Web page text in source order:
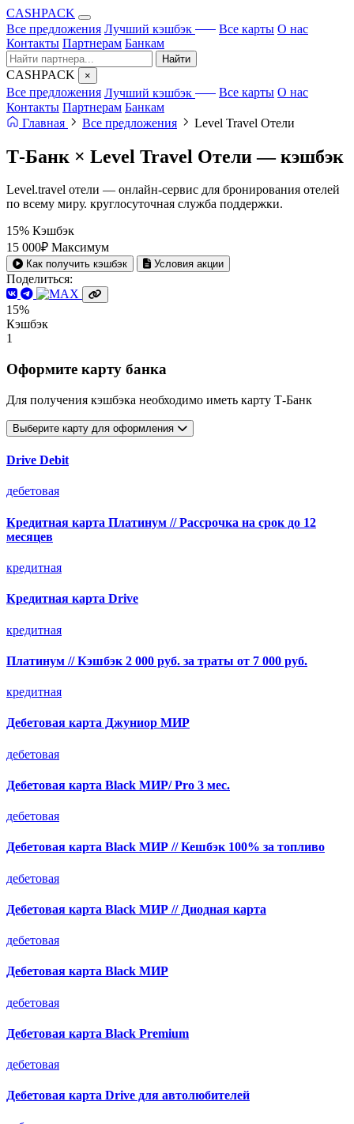
CASHPACK
Все предложения Лучший кэшбэк Все карты О нас
Контакты Партнерам Банкам
Найти
CASHPACK ×
Все предложения Лучший кэшбэк Все карты О нас
Контакты Партнерам Банкам
Главная
Все предложения Level Travel Отели
Т-Банк × Level Travel Отели —кэшбэк
Level.travel отели — онлайн-сервис для бронирования отелей
по всему миру. круглосуточная служба поддержки.
15% Кэшбэк
15 000₽ Максимум
Как получить кэшбэк Условия акции
Поделиться:
15%
Кэшбэк
1
Оформите карту банка
Для получения кэшбэка необходимо иметь карту Т-Банк
Выберите карту для оформления
Drive Debit
дебетовая
Кредитная карта Платинум // Рассрочка на срок до 12
месяцев
кредитная
Кредитная карта Drive
кредитная
Платинум // Кэшбэк 2 000 руб. за траты от 7 000 руб.
кредитная
Дебетовая карта Джуниор МИР
дебетовая
Дебетовая карта Black МИР/ Pro 3 мес.
дебетовая
Дебетовая карта Black МИР // Кешбэк 100% за топливо
дебетовая
Дебетовая карта Black МИР // Диодная карта
дебетовая
Дебетовая карта Black МИР
дебетовая
Дебетовая карта Black Premium
дебетовая
Дебетовая карта Drive для автолюбителей